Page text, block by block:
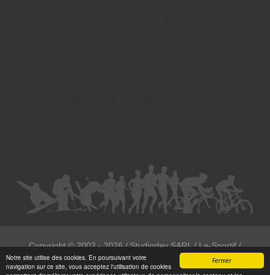
Fermer
Notre site utilise des cookies. En poursuivant votre
navigation sur ce site, vous acceptez l'utilisation de cookies
Copyright ©2002 - 2026/ Studiodev SARL / Le-Sportif /
Registration4all